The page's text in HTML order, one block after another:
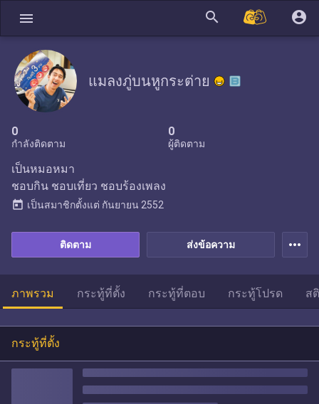
menu search account_circle
แมลงภู่บนหูกระต่าย
0
กำลังติดตาม
0
ผู้ติดตาม
ส่งข้อความ
ติดตาม
เป็นหมอหมา
ชอบกิน ชอบเที่ยว ชอบร้องเพลง
today เป็นสมาชิกตั้งแต่ กันยายน 2552
more_horiz
ภาพรวม กระทู้ที่ตั้ง กระทู้ที่ตอบ กระทู้โปรด ส
กระทู้ที่ตั้ง